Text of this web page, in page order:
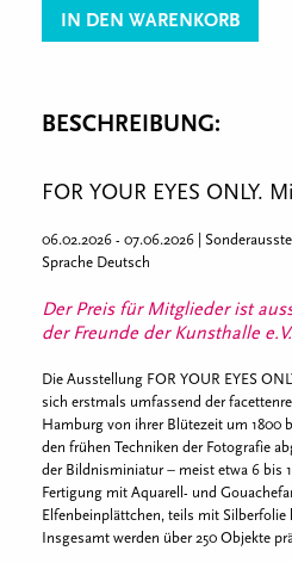
IN DEN WARENKORB
BESCHREIBUNG:
FOR YOUR EYES ONLY.
06.02.2026 - 07.06.2026 |
Sprache Deutsch
Der Preis für Mitglieder ist
der Freunde der Kunsthalle
Die Ausstellung FOR YOUR EYES
sich erstmals umfassend der
Hamburg von ihrer Blütezeit um 1800
den frühen Techniken der Fotografie
der Bildnisminiatur – meist etwa 6 bis
Fertigung mit Aquarell- und
Elfenbeinplättchen, teils mit
Insgesamt werden über 250 Objekte